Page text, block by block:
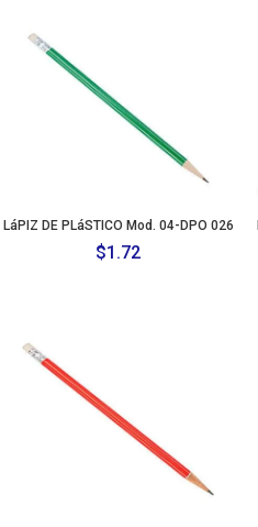
LáPIZ DE PLáSTICO Mod. 04-DPO 026
$1.72